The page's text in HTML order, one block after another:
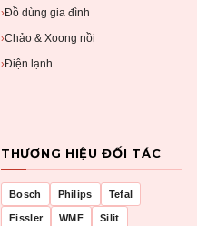
›Đồ dùng gia đình
›Chảo & Xoong nồi
›Điện lạnh
THƯƠNG HIỆU ĐỐI TÁC
Bosch Philips Tefal
Fissler WMF Silit